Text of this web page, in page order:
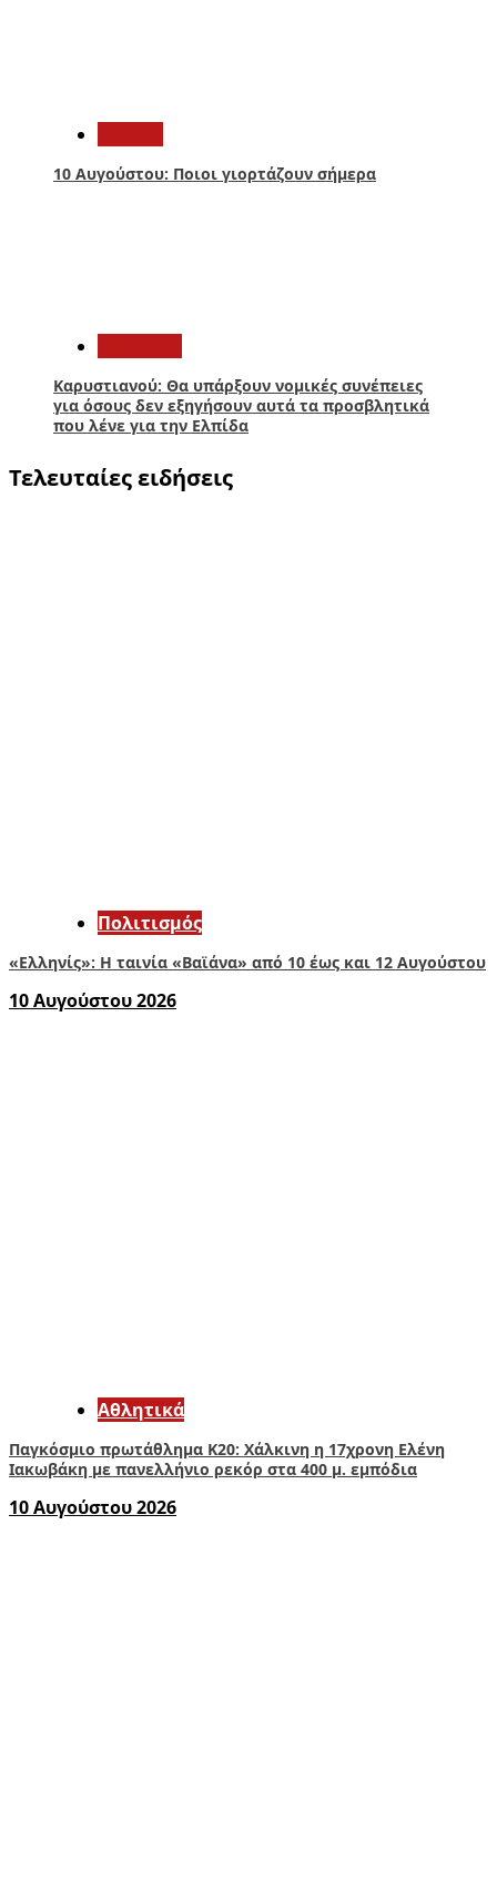
10 Αυγούστου: Ποιοι γιορτάζουν σήμερα
Καρυστιανού: Θα υπάρξουν νομικές συνέπειες
για όσους δεν εξηγήσουν αυτά τα προσβλητικά
που λένε για την Ελπίδα
Τελευταίες ειδήσεις
Πολιτισμός
«Ελληνίς»: Η ταινία «Βαϊάνα» από 10 έως και 12 Αυγούστου
10 Αυγούστου 2026
Αθλητικά
Παγκόσμιο πρωτάθλημα Κ20: Χάλκινη η 17χρονη Ελένη
Ιακωβάκη με πανελλήνιο ρεκόρ στα 400 μ. εμπόδια
10 Αυγούστου 2026